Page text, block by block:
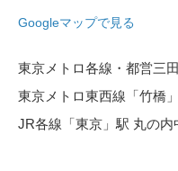
Googleマップで見る
東京メトロ各線・都営三
東京メトロ東西線「竹橋
JR各線「東京」駅 丸の